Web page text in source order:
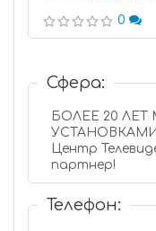
0
Сфера:
БОЛЕЕ 20
УСТАНОВКАМИ
Центр
партнер!
Телефон: